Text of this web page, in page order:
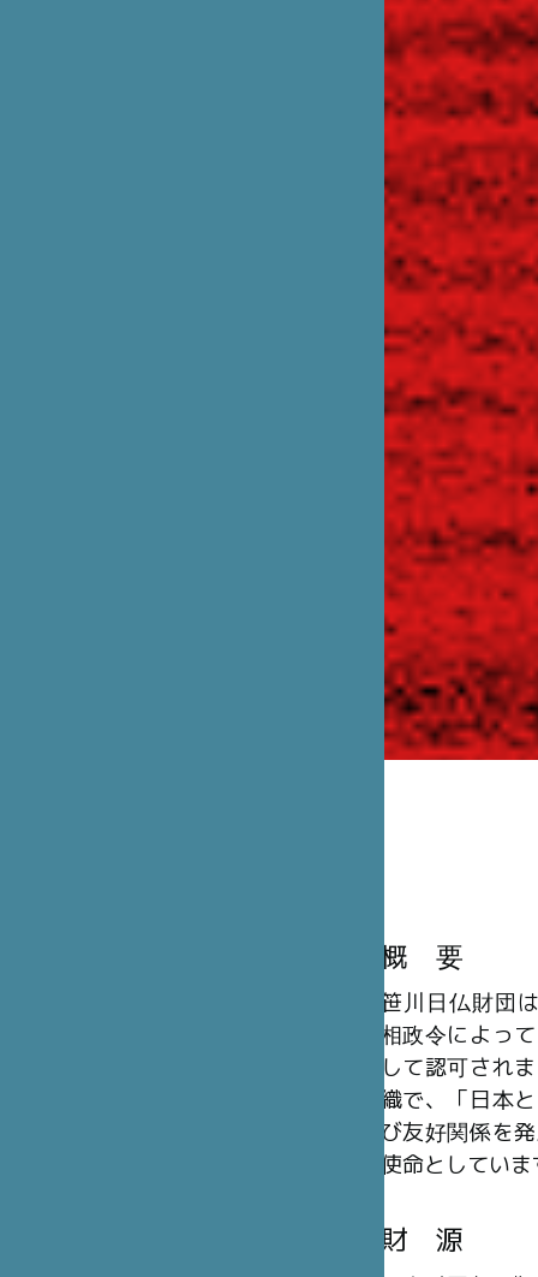
概 要
笹川日仏財団
相政令によっ
して認可され
織で、「日本
び友好関係を
使命としていま
財 源